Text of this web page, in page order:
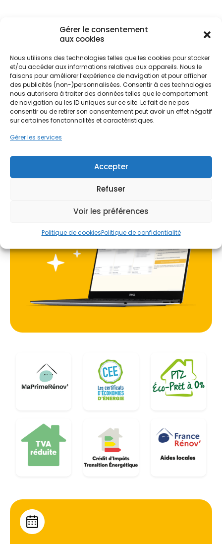
Gérer le consentement
aux cookies
Nous utilisons des technologies telles que les cookies pour stocker
et/ou accéder aux informations relatives aux appareils. Nous le
faisons pour améliorer l’expérience de navigation et pour afficher
des publicités (non-)personnalisées. Consentir à ces technologies
nous autorisera à traiter des données telles que le comportement
de navigation ou les ID uniques sur ce site. Le fait de ne pas
consentir ou de retirer son consentement peut avoir un effet négatif
sur certaines fonctonnalités et caractéristiques.
Gérer les services
Accepter
Refuser
Voir les préférences
Politique de cookiesPolitique de confidentialité
La transition énergétique dans le bassin
pose de modules sur un toit. Il s'agit d'adapter une
technologie moderne à un tissu urbain varié, allant
des villas bourgeoises du XIXe siècle aux
constructions plus récentes des quartiers
périphériques. L'enjeu pour les habitants est
double : réduire la dépendance aux fluctuations
du marché de l'électricité et participer
une région où la demande est forte. PPF
en centrale électrique personnelle.
Ne passez pas à côté de vos
aides !
Faites vite, les budgets
MaPrimeRénov' sont annuels et
Contactez-nous maintenant
pour maximiser vos aides !